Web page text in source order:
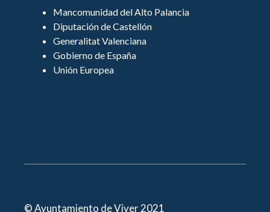
Mancomunidad del Alto Palancia
Diputación de Castellón
Generalitat Valenciana
Gobierno de España
Unión Europea
© Ayuntamiento de Viver 2021